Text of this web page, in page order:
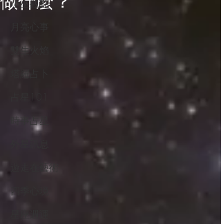
小巫觀點
雙生火焰
塔羅占卜
時事占星
遊走在藝術
四季心境